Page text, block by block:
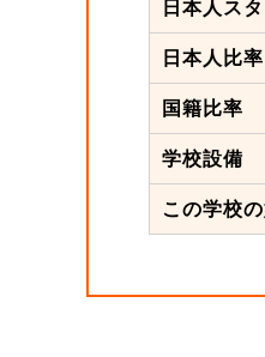
日本人ス
日本人比率
国籍比率
学校設備
この学校